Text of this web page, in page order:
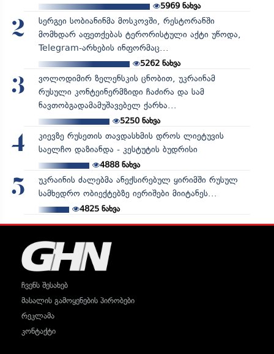
5969 ნახვა
2
სერგეი სობიანინმა მოსკოვში, რესტორანში
მომხდარ აფეთქებას ტერორისტული აქტი უწოდა,
Telegram-არხების ინფორმაც...
5262ნახვა
3
ვოლოდიმირ ზელენსკის ცნობით, უკრაინამ
რუსული კონტეინერმზიდი ჩაძირა და სამ
ნავთობგადამამუშავებელ ქარხა...
5250ნახვა
4
კიევზე რუსეთის თავდასხმის დროს ლიეტუვის
საელჩო დაზიანდა - კესტუტის ბუდრისი
4888ნახვა
5
უკრაინის ძალებმა ანექსირებულ ყირიმში რუსულ
სამხედრო ობიექტებზე იერიშები მიიტანეს...
4825ნახვა
ჩვენს შესახებ
მასალის გამოყენების პირობები
რეკლამა
კონტაქტი